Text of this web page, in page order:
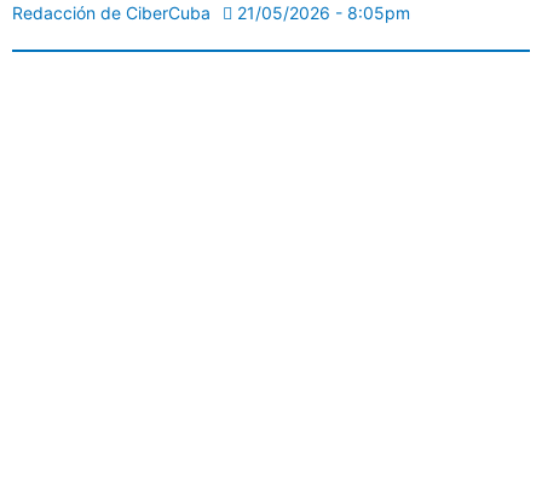
Redacción de CiberCuba 21/05/2026 - 8:05pm